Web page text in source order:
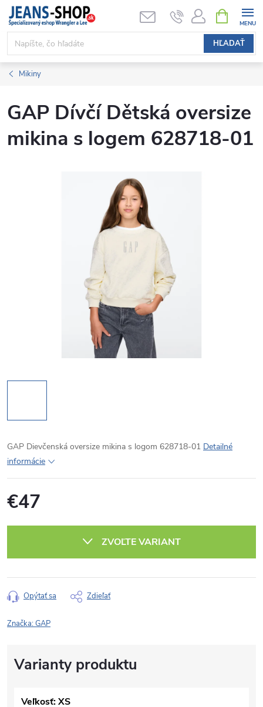
Prejsť
obsah
HĽADAŤ
KOŠÍK
Mikiny
GAP Dívčí Dětská oversize
mikina s logem 628718-01
GAP Dievčenská oversize mikina s logom 628718-01 Detailné
informácie
€47
ZVOĽTE VARIANT
Opýtať sa Zdieľať
Značka:GAP
Veľkosť: XS